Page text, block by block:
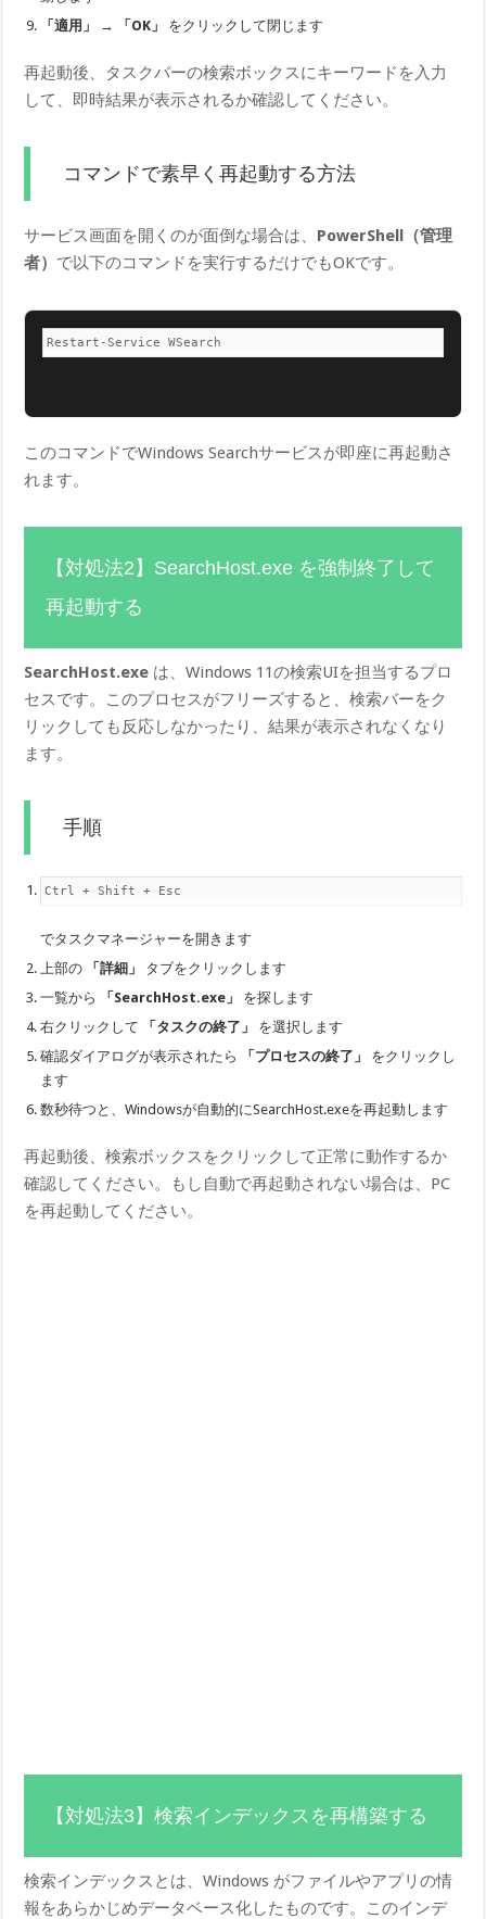
「適用」
→ 「OK」 をクリックして閉じます
再起動後、タスクバーの検索ボックスにキーワードを入力
して、即時結果が表示されるか確認してください。
コマンドで素早く再起動する方法
サービス画面を開くのが面倒な場合は、 PowerShell（管理
者） で以下のコマンドを実行するだけでもOKです。
Restart-Service WSearch
このコマンドでWindows Searchサービスが即座に再起動さ
れます。
【対処法2】SearchHost.exe を強制終了して
再起動する
SearchHost.exe は、Windows 11の検索UIを担当するプロ
セスです。このプロセスがフリーズすると、検索バーをク
リックしても反応しなかったり、結果が表示されなくなり
ます。
手順
Ctrl + Shift + Esc
でタスクマネージャーを開きます
上部の
「詳細」
タブをクリックします
一覧から
「SearchHost.exe」
を探します
右クリックして
「タスクの終了」
を選択します
確認ダイアログが表示されたら
「プロセスの終了」
をクリックし
ます
数秒待つと、Windowsが自動的にSearchHost.exeを再起動します
再起動後、検索ボックスをクリックして正常に動作するか
確認してください。もし自動で再起動されない場合は、PC
を再起動してください。
【対処法3】検索インデックスを再構築する
検索インデックスとは、Windows がファイルやアプリの情
報をあらかじめデータベース化したものです。このインデ